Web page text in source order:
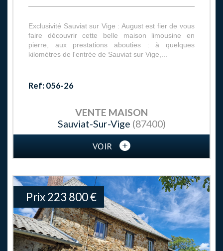
Exclusivité Sauviat sur Vige : August est fier de vous
faire découvrir cette belle maison limousine en
pierre, aux prestations abouties : à quelques
kilomètres de l'entrée de Sauviat sur Vige,...
Ref: 056-26
VENTE MAISON
Sauviat-Sur-Vige (87400)
VOIR
Prix223 800€